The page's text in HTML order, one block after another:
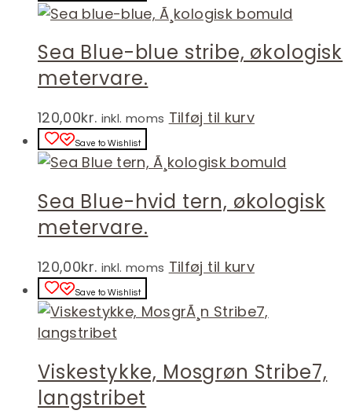
Sea Blue-blue stribe, økologisk
metervare.
120,00kr. inkl. moms Tilføj til kurv
Save to Wishlist
Sea Blue-hvid tern, økologisk
metervare.
120,00kr. inkl. moms Tilføj til kurv
Save to Wishlist
Viskestykke, Mosgrøn Stribe7,
langstribet